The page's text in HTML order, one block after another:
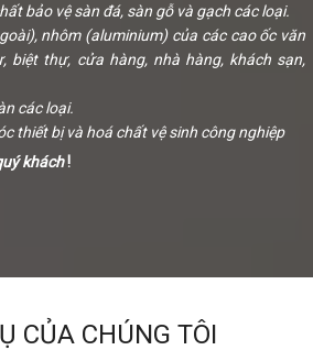
bảo vệ sàn đá, sàn gỗ và gạch các loại.
nhôm (aluminium) của các cao ốc văn
biệt thự, cửa hàng, nhà hàng, khách sạn,
các loại.
thiết bị và hoá chất vệ sinh công nghiệp
khách!
CỦA CHÚNG TÔI